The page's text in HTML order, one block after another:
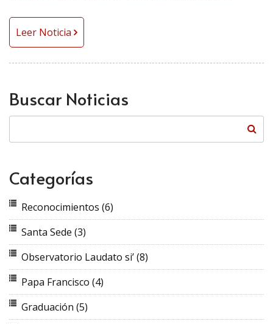
Leer Noticia
Buscar Noticias
Categorías
Reconocimientos (6)
Santa Sede (3)
Observatorio Laudato si’(8)
Papa Francisco (4)
Graduación (5)